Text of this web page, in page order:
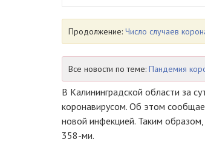
Продолжение: Число случаев
Все новости по теме: Пандемия
В Калининградской области за
коронавирусом. Об этом
новой инфекцией. Таким
358-ми.